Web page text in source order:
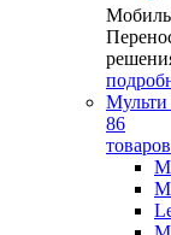
Мульти
86
товаров